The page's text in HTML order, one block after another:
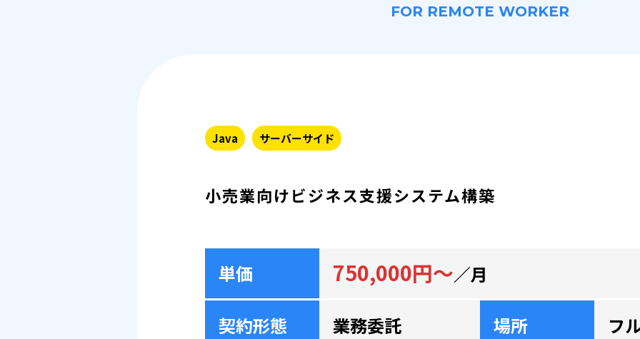
FOR REMOTE WORKER
Java サーバーサイド
小売業向けビジネス支援システム構築
単価 750,000円～／月
契約形態 業務委託 場所 フ